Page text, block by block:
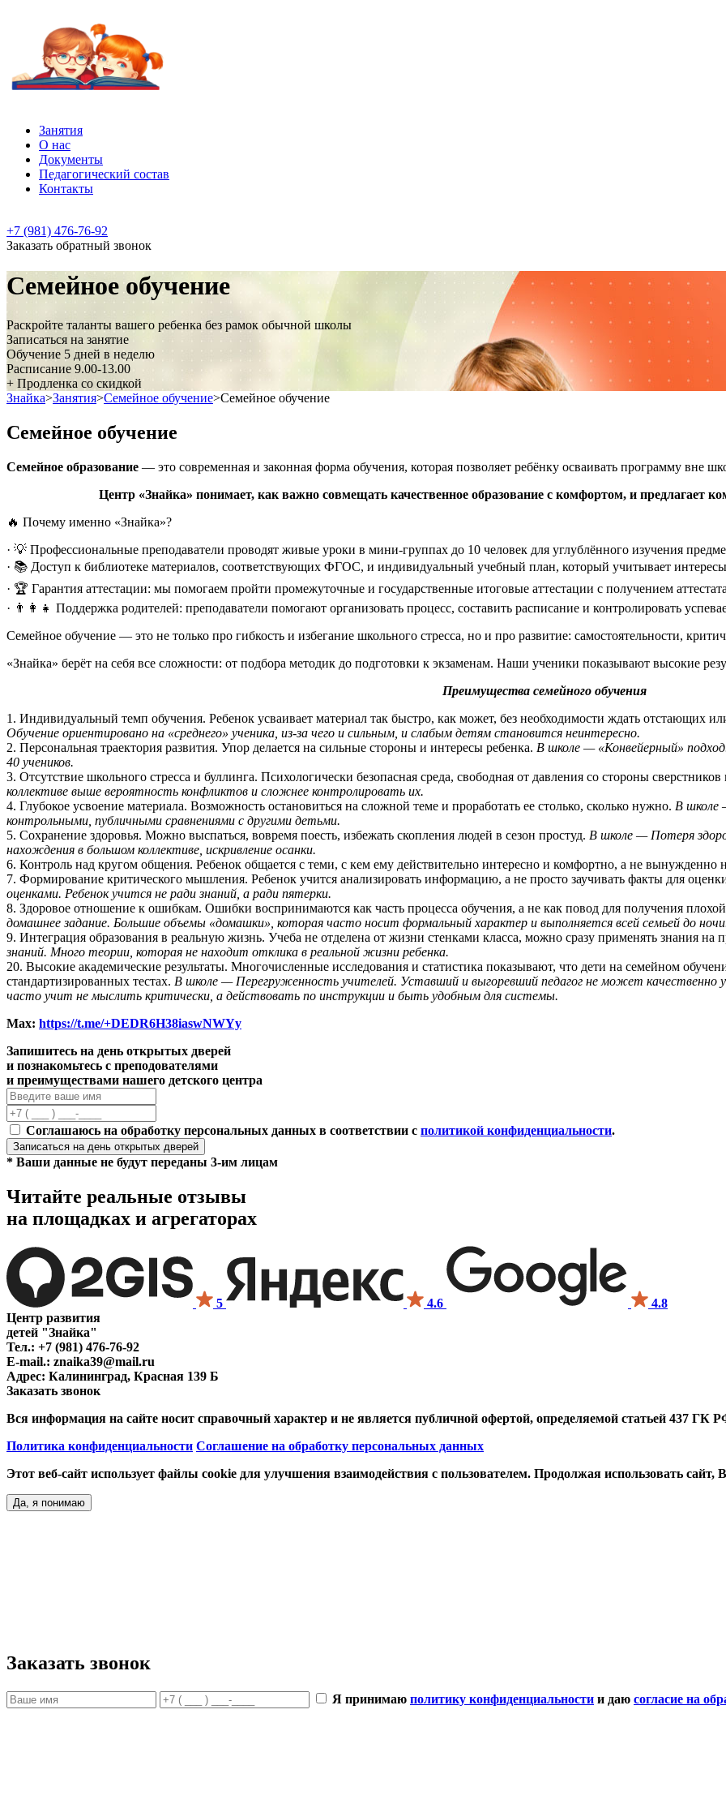
Занятия
О нас
Документы
Педагогический состав
Контакты
+7 (981) 476-76-92
Заказать обратный звонок
Семейное обучение
Раскройте таланты вашего ребенка без рамок обычной школы
Записаться на занятие
Обучение 5 дней в неделю
Расписание 9.00-13.00
+ Продленка со скидкой
Знайка>Занятия>Семейное обучение>Семейное обучение
Семейное обучение
Семейное образование — это современная и законная форма обучения, которая позволяет ребёнку осваивать программу
Центр «Знайка» понимает, как важно совмещать качественное образование с комфортом, и предлагает
🔥 Почему именно «Знайка»?
· 💡 Профессиональные преподаватели проводят живые уроки в мини-группах до 10 человек для углублённого изучения
· 📚 Доступ к библиотеке материалов, соответствующих ФГОС, и индивидуальный учебный план, который учитывает
· 🏆 Гарантия аттестации: мы помогаем пройти промежуточные и государственные итоговые аттестации с получением
· 👨‍👩‍👧 Поддержка родителей: преподаватели помогают организовать процесс, составить расписание и контролировать
Семейное обучение — это не только про гибкость и избегание школьного стресса, но и про развитие: самостоятельности,
«Знайка» берёт на себя все сложности: от подбора методик до подготовки к экзаменам. Наши ученики показывают высокие
Преимущества семейного обучения
1. Индивидуальный темп обучения. Ребенок усваивает материал так быстро, как может, без необходимости ждать отстающих
Обучение ориентировано на «среднего» ученика, из-за чего и сильным, и слабым детям становится неинтересно.
2. Персональная траектория развития. Упор делается на сильные стороны и интересы ребенка. В школе — «Конвейерный»
40 учеников.
3. Отсутствие школьного стресса и буллинга. Психологически безопасная среда, свободная от давления со стороны
коллективе выше вероятность конфликтов и сложнее контролировать их.
4. Глубокое усвоение материала. Возможность остановиться на сложной теме и проработать ее столько, сколько нужно. В школе
контрольными, публичными сравнениями с другими детьми.
5. Сохранение здоровья. Можно выспаться, вовремя поесть, избежать скопления людей в сезон простуд. В школе — Потеря
нахождения в большом коллективе, искривление осанки.
6. Контроль над кругом общения. Ребенок общается с теми, с кем ему действительно интересно и комфортно, а не вынужденно
7. Формирование критического мышления. Ребенок учится анализировать информацию, а не просто заучивать факты для
оценками. Ребенок учится не ради знаний, а ради пятерки.
8. Здоровое отношение к ошибкам. Ошибки воспринимаются как часть процесса обучения, а не как повод для получения
домашнее задание. Большие объемы «домашки», которая часто носит формальный характер и выполняется всей семьей до
9. Интеграция образования в реальную жизнь. Учеба не отделена от жизни стенками класса, можно сразу применять знания на
знаний. Много теории, которая не находит отклика в реальной жизни ребенка.
20. Высокие академические результаты. Многочисленные исследования и статистика показывают, что дети на семейном
стандартизированных тестах. В школе — Перегруженность учителей. Уставший и выгоревший педагог не может качественно
часто учит не мыслить критически, а действовать по инструкции и быть удобным для системы.
Max: https://t.me/+DEDR6H38iaswNWYy
Запишитесь на день открытых дверей
и познакомьтесь с преподователями
и преимуществами нашего детского центра
Соглашаюсь на обработку персональных данных в соответствии с политикой конфиденциальности.
Записаться на день открытых дверей
* Ваши данные не будут переданы 3-им лицам
Читайте реальные отзывы
на площадках и агрегаторах
5 4.6
4.8
Центр развития
детей "Знайка"
Тел.: +7 (981) 476-76-92
E-mail.: znaika39@mail.ru
Адрес: Калининград, Красная 139 Б
Заказать звонок
Вся информация на сайте носит справочный характер и не является публичной офертой, определяемой статьей 437 ГК
Политика конфиденциальности Соглашение на обработку персональных данных
Этот веб-сайт использует файлы cookie для улучшения взаимодействия с пользователем. Продолжая использовать сайт,
Да, я понимаю
Заказать звонок
Я принимаю политику конфиденциальности и даю согласие на